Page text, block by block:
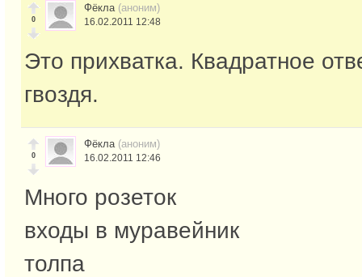
0
Фёкла (аноним)
16.02.2011 12:48
Это прихватка. Квадратное
гвоздя.
0
Фёкла (аноним)
16.02.2011 12:46
Много розеток
входы в муравейник
толпа